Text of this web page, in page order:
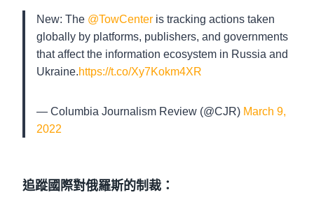
New: The @TowCenter is tracking actions taken
globally by platforms, publishers, and governments
that affect the information ecosystem in Russia and
Ukraine.https://t.co/Xy7Kokm4XR
— Columbia Journalism Review (@CJR) March 9,
2022
追蹤國際對俄羅斯的制裁 ：